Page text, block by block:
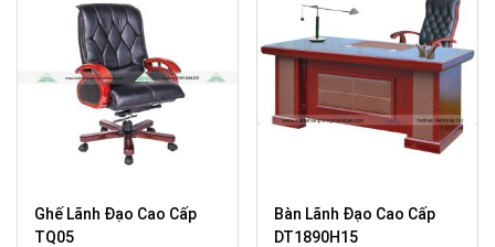
Ghế Lãnh Đạo Cao Cấp
TQ05
Bàn Lãnh Đạo Cao Cấp
DT1890H15